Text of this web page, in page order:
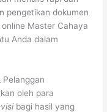
pengetikan dokumen
Master Cahaya
Anda dalam
Pelanggan
oleh para
bagi hasil yang